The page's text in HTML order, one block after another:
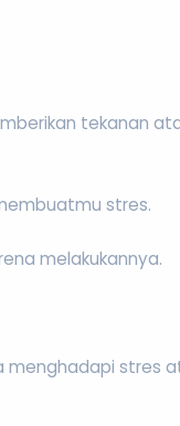
tekanan
stres.
melakukannya.
menghadapi stres